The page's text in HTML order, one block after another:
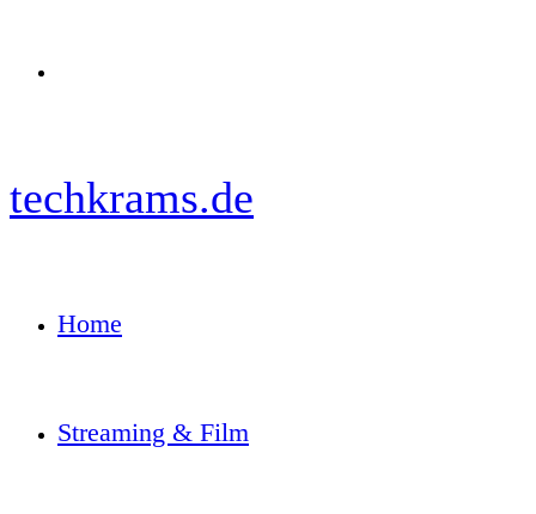
techkrams.de
Home
Streaming & Film